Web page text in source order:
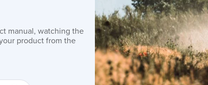
manual, watching the
product from the